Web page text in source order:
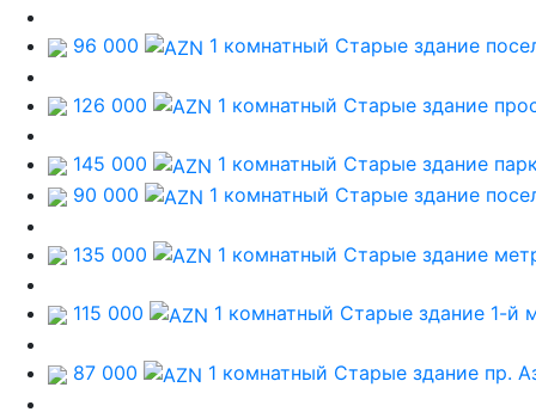
96 000 1 комнатный Старые здание
126 000 1 комнатный Старые здание
145 000 1 комнатный Старые здание
90 000
1 комнатный Старые здание
135 000 1 комнатный Старые здание
115 000 1 комнатный Старые здание 1-й
87 000 1 комнатный Старые здание пр.